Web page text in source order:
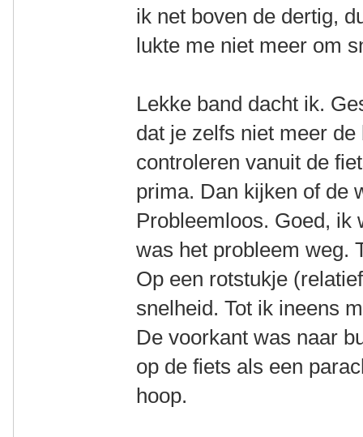
ik net boven de dertig,
lukte me niet meer om
Lekke band dacht ik.
dat je zelfs niet meer
controleren vanuit de
prima. Dan kijken of de
Probleemloos. Goed, ik
was het probleem weg.
Op een rotstukje
snelheid. Tot ik ineens
De voorkant was naar
op de fiets als een
hoop.